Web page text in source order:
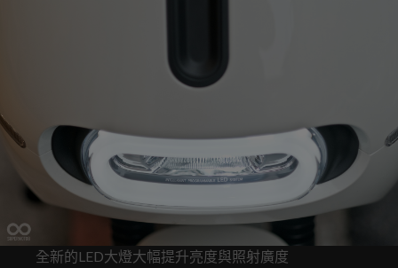
全新的LED大燈大幅提升亮度與照射廣度